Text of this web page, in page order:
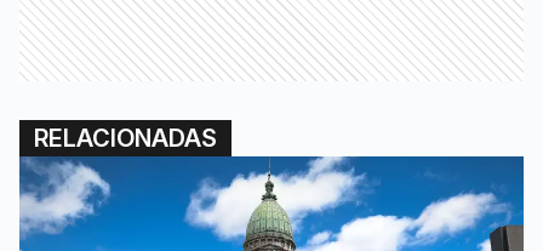
RELACIONADAS